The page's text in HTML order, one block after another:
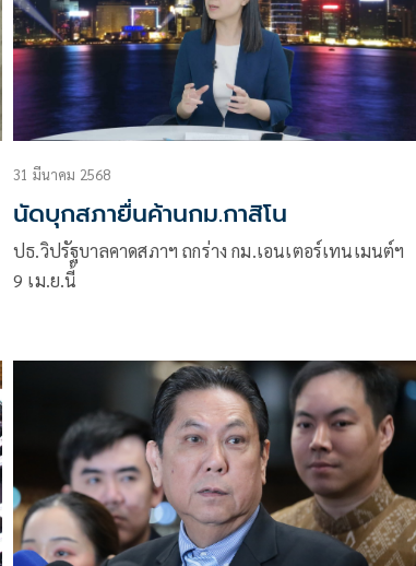
31 มีนาคม 2568
นัดบุกสภายื่นค้านกม.กาสิโน
ปธ.วิปรัฐบาลคาดสภาฯ ถกร่าง กม.เอนเตอร์เทนเมนต์ฯ
9 เม.ย.นี้